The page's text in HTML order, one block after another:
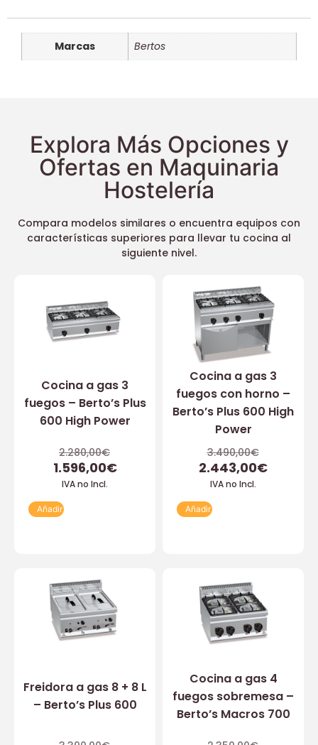
Marcas Bertos
Explora Más Opciones y
Ofertas en Maquinaria
Hostelería
Compara modelos similares o encuentra equipos con
características superiores para llevar tu cocina al
siguiente nivel.
Cocina a gas 3
fuegos – Berto’s Plus
600 High Power
2.280,00€
1.596,00€
IVA no Incl.
Añadir
Cocina a gas 3
fuegos con horno –
Berto’s Plus 600 High
Power
3.490,00€
2.443,00€
IVA no Incl.
Añadir
Freidora a gas 8 + 8 L
– Berto’s Plus 600
Cocina a gas 4
fuegos sobremesa –
Berto’s Macros 700